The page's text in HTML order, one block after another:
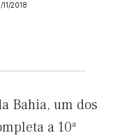
11/2018
Bahia, um dos
a 10ª